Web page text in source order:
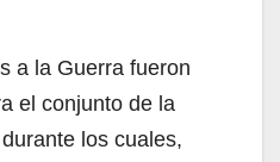
a la Guerra fueron
el conjunto de la
los cuales,